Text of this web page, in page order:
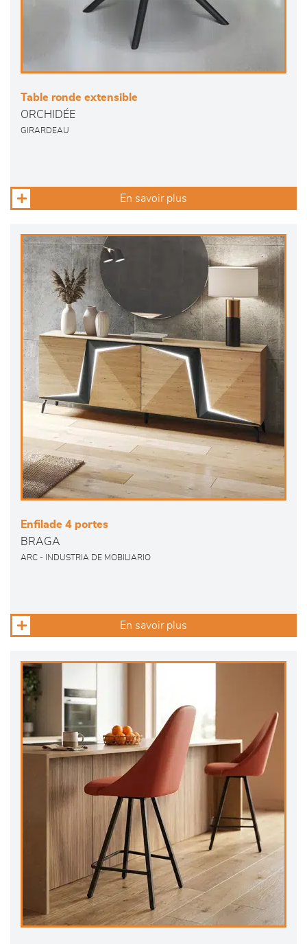
Table ronde extensible
ORCHIDÉE
GIRARDEAU
En savoir plus
Enfilade 4 portes
BRAGA
ARC - INDUSTRIA DE MOBILIARIO
En savoir plus